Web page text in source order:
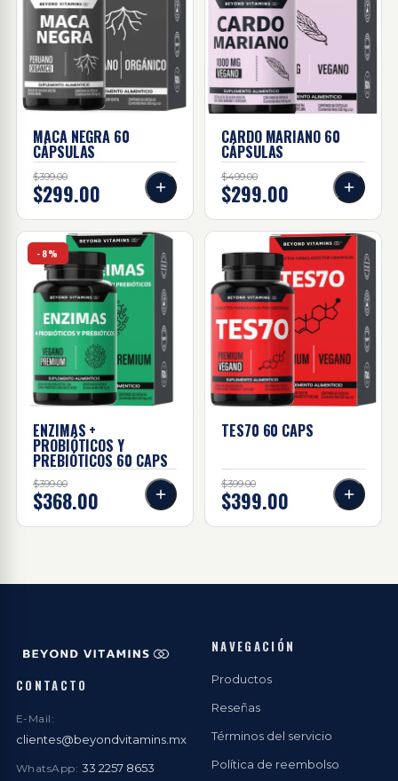
MACA NEGRA 60
CÁPSULAS
$399.00
$299.00
CARDO MARIANO 60
CÁPSULAS
$499.00
$299.00
Enzimas + probióticos Y prebióticos 60 Caps
-8%
ENZIMAS +
PROBIÓTICOS Y
PREBIÓTICOS 60 CAPS
$399.00
$368.00
TES70 60 caps
TES70 60 CAPS
$399.00
$399.00
CONTACTO
E-Mail:
clientes@beyondvitamins.mx
WhatsApp: 33 2257 8653
NAVEGACIÓN
Productos
Reseñas
Términos del servicio
Política de reembolso